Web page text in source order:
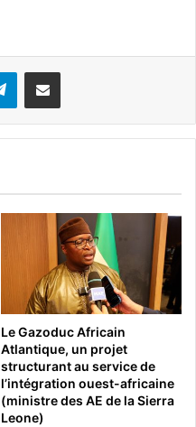
Telegram
Le Gazoduc Africain
Atlantique, un projet
structurant au service de
l’intégration ouest-africaine
(ministre des AE de la Sierra
Leone)